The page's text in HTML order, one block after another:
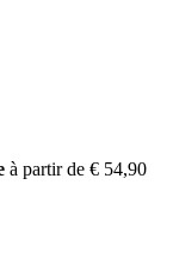
à partir de € 54,90